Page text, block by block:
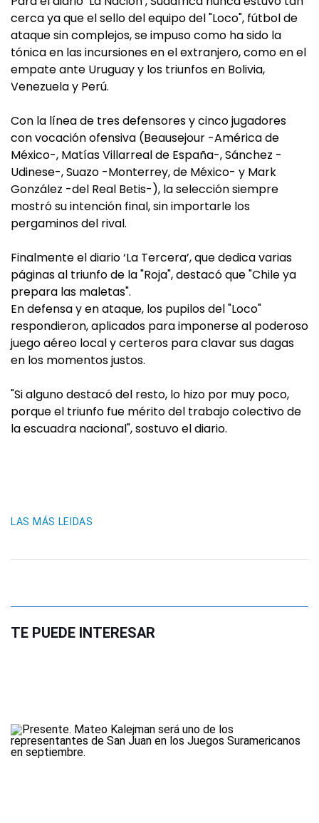
cerca ya que el sello del equipo del "Loco", fútbol de
ataque sin complejos, se impuso como ha sido la
tónica en las incursiones en el extranjero, como en el
empate ante Uruguay y los triunfos en Bolivia,
Venezuela y Perú.
Con la línea de tres defensores y cinco jugadores
con vocación ofensiva (Beausejour -América de
México-, Matías Villarreal de España-, Sánchez -
Udinese-, Suazo -Monterrey, de México- y Mark
González -del Real Betis-), la selección siempre
mostró su intención final, sin importarle los
pergaminos del rival.
Finalmente el diario ‘La Tercera’, que dedica varias
páginas al triunfo de la "Roja", destacó que "Chile ya
prepara las maletas".
En defensa y en ataque, los pupilos del "Loco"
respondieron, aplicados para imponerse al poderoso
juego aéreo local y certeros para clavar sus dagas
en los momentos justos.
"Si alguno destacó del resto, lo hizo por muy poco,
porque el triunfo fue mérito del trabajo colectivo de
la escuadra nacional", sostuvo el diario.
LAS MÁS LEIDAS
TE PUEDE INTERESAR